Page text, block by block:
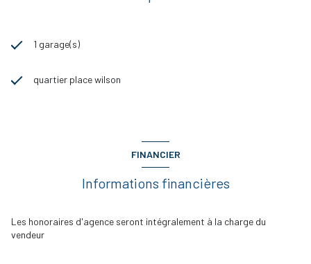
1 garage(s)
quartier place wilson
FINANCIER
Informations financières
Les honoraires d'agence seront intégralement à la charge du
vendeur